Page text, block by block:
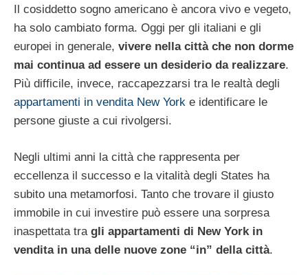
Il cosiddetto sogno americano è ancora vivo e vegeto,
ha solo cambiato forma. Oggi per gli italiani e gli
europei in generale, vivere nella città che non dorme
mai continua ad essere un desiderio da realizzare.
Più difficile, invece, raccapezzarsi tra le realtà degli
appartamenti in vendita New York e identificare le
persone giuste a cui rivolgersi.
Negli ultimi anni la città che rappresenta per
eccellenza il successo e la vitalità degli States ha
subito una metamorfosi. Tanto che trovare il giusto
immobile in cui investire può essere una sorpresa
inaspettata tra gli appartamenti di New York in
vendita in una delle nuove zone “in” della città.